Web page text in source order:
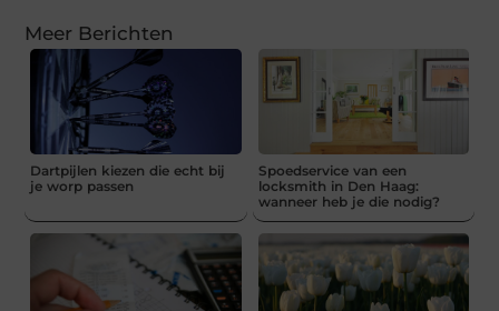
Meer Berichten
Dartpijlen kiezen die echt bij
je worp passen
Spoedservice van een
locksmith in Den Haag:
wanneer heb je die nodig?